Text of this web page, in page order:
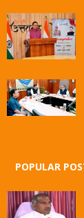
POPULAR